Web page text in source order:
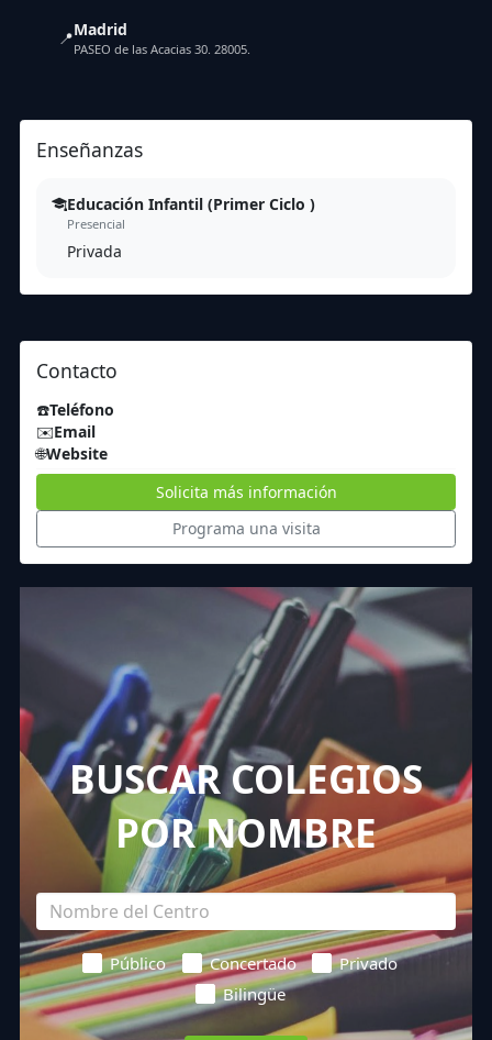
📍Madrid
PASEO de las Acacias 30. 28005.
Enseñanzas
Educación Infantil (Primer Ciclo )
Presencial
Privada
Contacto
☎️Teléfono
✉️Email
🌐Website
Solicita más información
Programa una visita
BUSCAR COLEGIOS
POR NOMBRE
Público Concertado
Privado
Bilingüe